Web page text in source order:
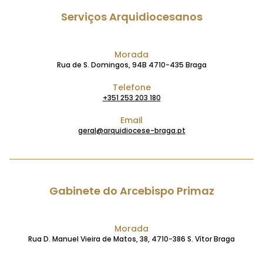
Serviços Arquidiocesanos
Morada
Rua de S. Domingos, 94B 4710-435 Braga
Telefone
+351 253 203 180
Email
geral@arquidiocese-braga.pt
Gabinete do Arcebispo Primaz
Morada
Rua D. Manuel Vieira de Matos, 38, 4710-386 S. Vítor Braga